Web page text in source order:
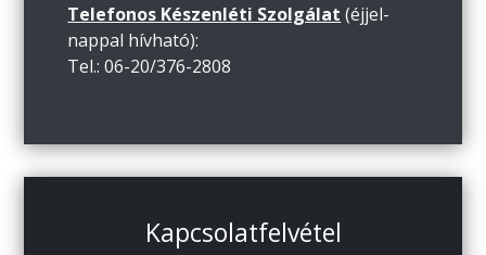
Telefonos Készenléti Szolgálat (éjjel-
nappal hívható):
Tel.: 06-20/376-2808
Kapcsolatfelvétel